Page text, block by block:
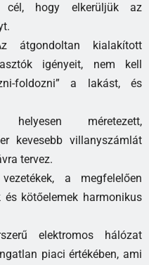
hogy elkerüljük az
átgondoltan kialakított
igényeit, nem kell
foldozni” a lakást, és
méretezett,
kevesebb villanyszámlát
tervez.
a megfelelően
és kötőelemek harmonikus
elektromos hálózat
piaci értékében, ami